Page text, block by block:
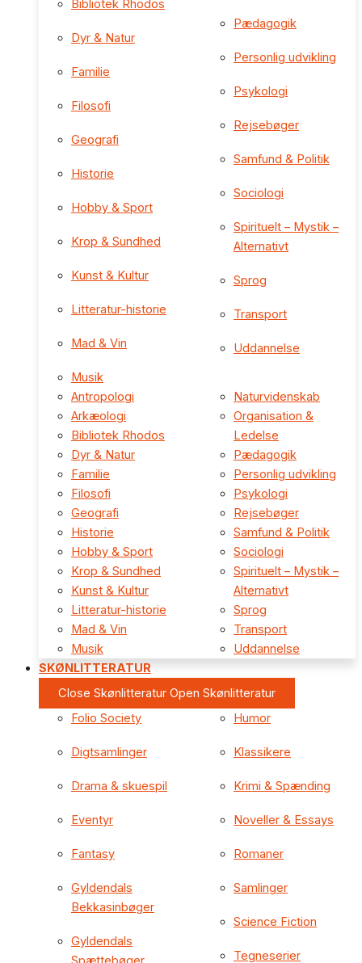
Bibliotek Rhodos
Dyr & Natur
Familie
Filosofi
Geografi
Historie
Hobby & Sport
Krop & Sundhed
Kunst & Kultur
Litteratur-historie
Mad & Vin
Musik
Pædagogik
Personlig udvikling
Psykologi
Rejsebøger
Samfund & Politik
Sociologi
Spirituelt – Mystik –
Alternativt
Sprog
Transport
Uddannelse
Antropologi
Arkæologi
Bibliotek Rhodos
Dyr & Natur
Familie
Filosofi
Geografi
Historie
Hobby & Sport
Krop & Sundhed
Kunst & Kultur
Litteratur-historie
Mad & Vin
Musik
Naturvidenskab
Organisation &
Ledelse
Pædagogik
Personlig udvikling
Psykologi
Rejsebøger
Samfund & Politik
Sociologi
Spirituelt – Mystik –
Alternativt
Sprog
Transport
Uddannelse
SKØNLITTERATUR
Close Skønlitteratur Open Skønlitteratur
Folio Society
Digtsamlinger
Drama & skuespil
Eventyr
Fantasy
Gyldendals
Bekkasinbøger
Gyldendals
Humor
Klassikere
Krimi & Spænding
Noveller & Essays
Romaner
Samlinger
Science Fiction
Tegneserier